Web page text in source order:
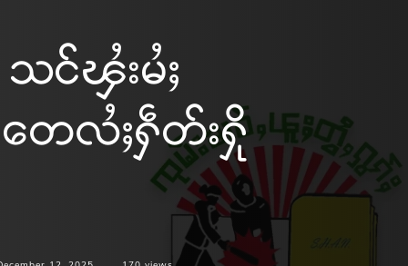
သင်ၾႆးမႆႈ
ေလႆႈႁဵတ်းႁို